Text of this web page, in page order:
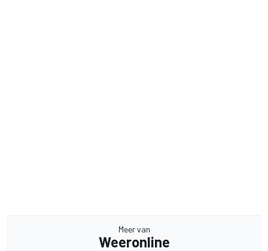
Meer van
Weeronline